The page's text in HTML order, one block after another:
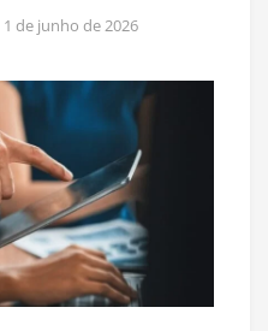
1 de junho de 2026